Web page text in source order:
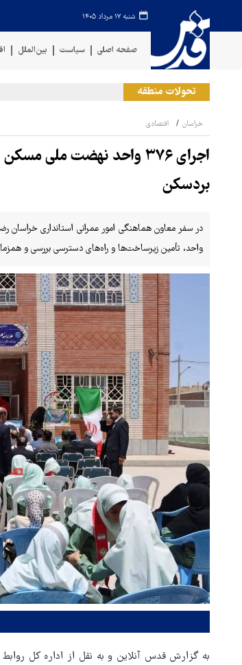
شنبه ۱۷ مرداد ۱۴۰۵
صفحه اصلی سیاست بین‌الملل
تحولات منطقه
خراسان اقتصادی
بردسکن
واحد، تأمین زیرساخت‌ها و راه‌های دسترسی بررسی و همزمان مدرسه ۶ کلاسه لیلا
به گزارش قدس آنلاین و به نقل از اداره کل